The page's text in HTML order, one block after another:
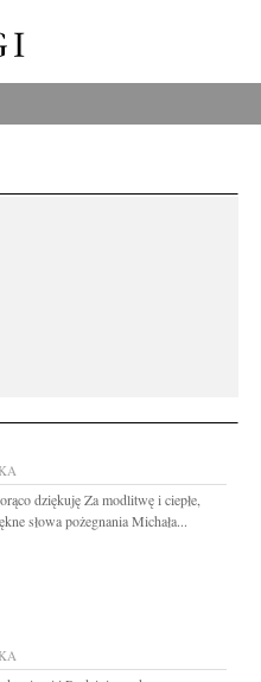
dziękuję Za modlitwę i ciepłe,
słowa pożegnania Michała...